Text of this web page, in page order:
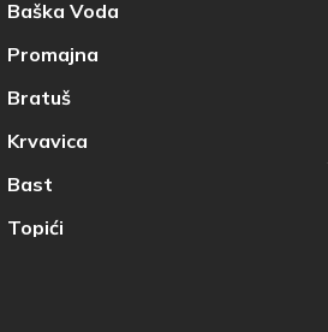
Baška Voda
Promajna
Bratuš
Krvavica
Bast
Topići